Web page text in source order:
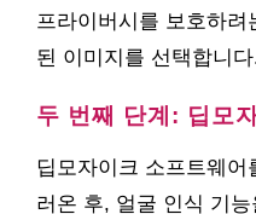
프라이버시를 보호하
된 이미지를 선택합니
두 번째 단계: 딥모
딥모자이크 소프트웨
러온 후, 얼굴 인식 기